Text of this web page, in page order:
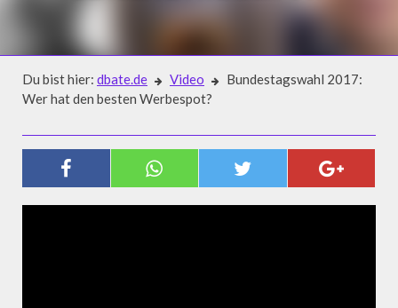
Du bist hier: dbate.de Video
Bundestagswahl 2017:
Wer hat den besten Werbespot?
BUNDESTAGSWAHL 2017: WER
HAT DEN BESTEN WERBESPOT?